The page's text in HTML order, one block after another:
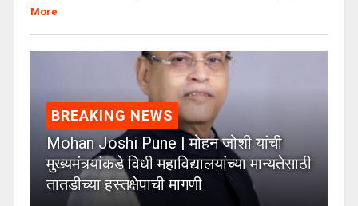
More
BREAKING NEWS
Mohan Joshi Pune | मोहन जोशी यांची
मुख्यमंत्र्यांकडे विधी महाविद्यालयांच्या मान्यतेसाठी
तातडीच्या हस्तक्षेपाची मागणी